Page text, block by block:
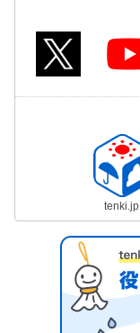
tenki.jp